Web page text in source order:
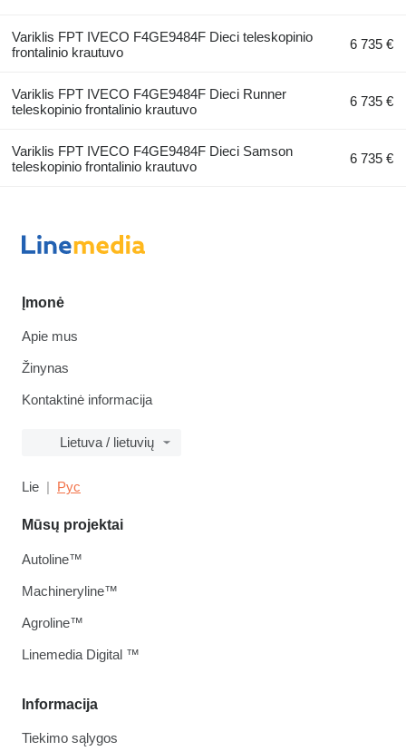
Variklis FPT IVECO F4GE9484F Dieci teleskopinio
frontalinio krautuvo
6 735 €
Variklis FPT IVECO F4GE9484F Dieci Runner
teleskopinio frontalinio krautuvo
6 735 €
Variklis FPT IVECO F4GE9484F Dieci Samson
teleskopinio frontalinio krautuvo
6 735 €
Įmonė
Apie mus
Žinynas
Kontaktinė informacija
Lietuva / lietuvių
Lie Рус
Informacija
Tiekimo sąlygos
Mūsų projektai
Autoline™
Machineryline™
Agroline™
Linemedia Digital ™